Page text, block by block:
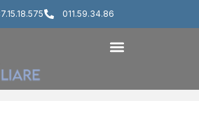
011.59.34.86